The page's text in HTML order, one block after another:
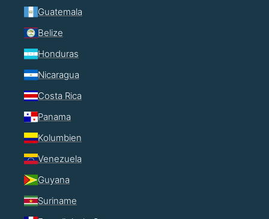
Guatemala
Belize
Honduras
Nicaragua
Costa Rica
Panama
Kolumbien
Venezuela
Guyana
Suriname